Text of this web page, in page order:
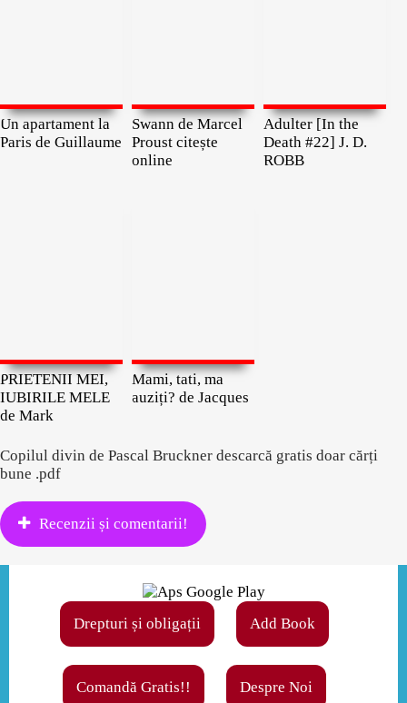
Un apartament la
Paris de Guillaume
Swann de Marcel
Proust citește
online
Adulter [In the
Death #22] J. D.
ROBB
PRIETENII MEI,
IUBIRILE MELE
de Mark
Mami, tati, ma
auziți? de Jacques
Copilul divin de Pascal Bruckner descarcă gratis doar cărți
bune .pdf
Recenzii și comentarii!
Drepturi și obligații Add Book
Comandă Gratis!! Despre Noi